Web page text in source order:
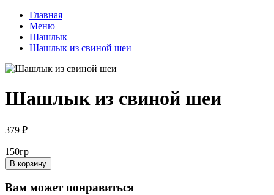
Главная
Меню
Шашлык
Шашлык из свиной шеи
Шашлык из свиной шеи
379 ₽
150гр
В корзину
Вам может понравиться